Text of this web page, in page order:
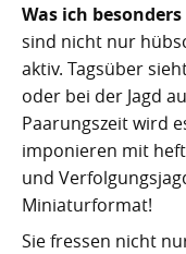
Thor Heyerdahl
Was ich
sind nicht nur
aktiv. Tagsüber
oder bei der Jagd
Paarungszeit wird
imponieren mit
und
Miniaturformat!
Sie fressen nicht